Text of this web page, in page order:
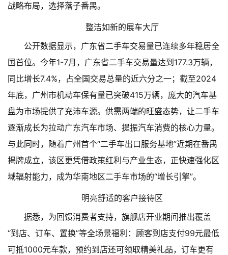
战略布局，选择落子番禺。
整洁如新的展车大厅
公开数据显示，广东省二手车交易量已连续多年稳居全
国首位。今年1-7月，广东省二手车交易量达到177.3万辆，
同比增长7.4%，占全国交易总量的近六分之一；截至2024
年底，广州市机动车保有量已突破415万辆，庞大的汽车基
盘为市场提供了充沛车源。供需两端的旺盛态势，让二手车
逐渐成长为拉动广东汽车市场、提振汽车消费的核心力量。
与此同时，随着广州首个“二手车出口服务基地”近期在番禺
揭牌成立，该区更凭借政策红利与产业生态，正快速强化区
域辐射能力，成为华南地区二手车市场的“增长引擎”。
明亮舒适的客户接待区
据悉，为回馈消费者支持，旗舰店开业期间推出覆盖
“到店、订车、置换”等全场景福利：顾客到店支付99元最低
可抵1000元车款，预约到店还可领取精美礼品，订车更有